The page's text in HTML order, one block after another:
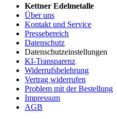
Kettner Edelmetalle
Über uns
Kontakt und Service
Pressebereich
Datenschutz
Datenschutzeinstellungen
KI-Transparenz
Widerrufsbelehrung
Vertrag widerrufen
Problem mit der Bestellung
Impressum
AGB